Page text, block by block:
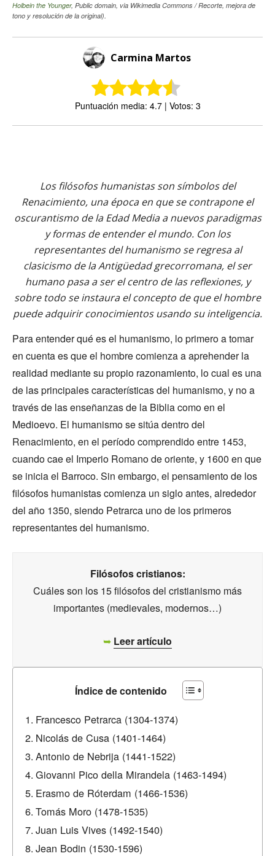
Holbein the Younger, Public domain, via Wikimedia Commons / Recorte, mejora de
tono y resolución de la original).
Carmina Martos
Puntuación media: 4.7 | Votos: 3
Los filósofos humanistas son símbolos del
Renacimiento, una época en que se contrapone el
oscurantismo de la Edad Media a nuevos paradigmas
y formas de entender el mundo. Con los
representantes del humanismo se regresa al
clasicismo de la Antigüedad grecorromana, el ser
humano pasa a ser el centro de las reflexiones, y
sobre todo se instaura el concepto de que el hombre
puede adquirir conocimientos usando su inteligencia.
Para entender qué es el humanismo, lo primero a tomar
en cuenta es que el hombre comienza a aprehender la
realidad mediante su propio razonamiento, lo cual es una
de las principales características del humanismo, y no a
través de las enseñanzas de la Biblia como en el
Medioevo. El humanismo se sitúa dentro del
Renacimiento, en el período comprendido entre 1453,
cuando cae el Imperio Romano de oriente, y 1600 en que
se inicia el Barroco. Sin embargo, el pensamiento de los
filósofos humanistas comienza un siglo antes, alrededor
del año 1350, siendo Petrarca uno de los primeros
representantes del humanismo.
Filósofos cristianos:
Cuáles son los 15 filósofos del cristianismo más
importantes (medievales, modernos…)
➥ Leer artículo
Índice de contenido
Francesco Petrarca (1304-1374)
Nicolás de Cusa (1401-1464)
Antonio de Nebrija (1441-1522)
Giovanni Pico della Mirandela (1463-1494)
Erasmo de Róterdam (1466-1536)
Tomás Moro (1478-1535)
Juan Luis Vives (1492-1540)
Jean Bodin (1530-1596)